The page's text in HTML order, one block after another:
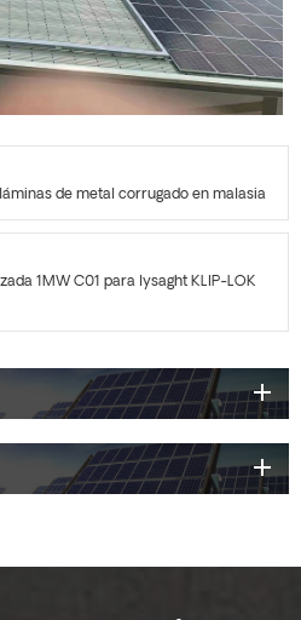
de metal corrugado en malasia
1MW C01 para lysaght KLIP-LOK